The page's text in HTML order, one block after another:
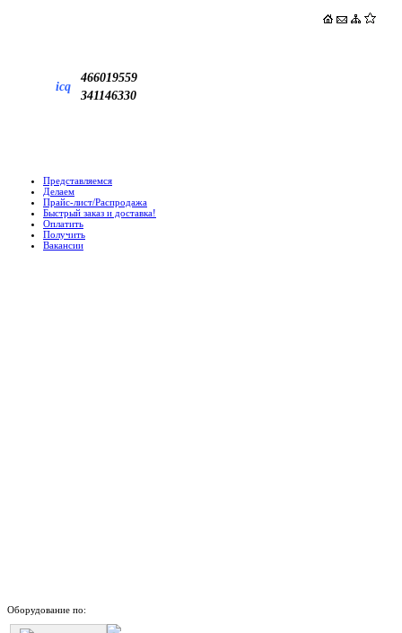
icq
466019559
341146330
Представляемся
Делаем
Прайс-лист/Распродажа
Быстрый заказ и доставка!
Оплатить
Получить
Вакансии
Оборудование по: